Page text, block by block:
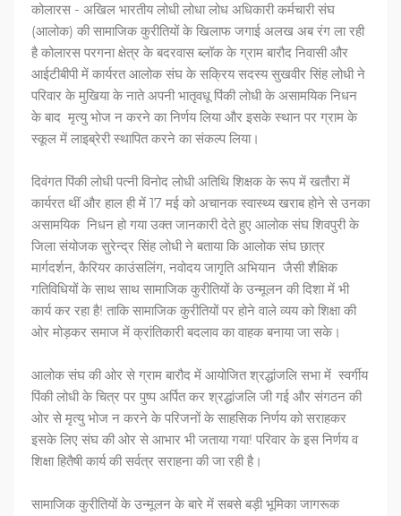
कोलारस - अखिल भारतीय लोधी लोधा लोध अधिकारी कर्मचारी संघ
(आलोक) की सामाजिक कुरीतियों के खिलाफ जगाई अलख अब रंग ला रही
है कोलारस परगना क्षेत्र के बदरवास ब्लॉक के ग्राम बारौद निवासी और
आईटीबीपी में कार्यरत आलोक संघ के सक्रिय सदस्य सुखवीर सिंह लोधी ने
परिवार के मुखिया के नाते अपनी भातृवधू पिंकी लोधी के असामयिक निधन
के बाद मृत्यु भोज न करने का निर्णय लिया और इसके स्थान पर ग्राम के
स्कूल में लाइब्रेरी स्थापित करने का संकल्प लिया।
दिवंगत पिंकी लोधी पत्नी विनोद लोधी अतिथि शिक्षक के रूप में खतौरा में
कार्यरत थीं और हाल ही में 17 मई को अचानक स्वास्थ्य खराब होने से उनका
असामयिक निधन हो गया उक्त जानकारी देते हुए आलोक संघ शिवपुरी के
जिला संयोजक सुरेन्द्र सिंह लोधी ने बताया कि आलोक संघ छात्र
मार्गदर्शन, कैरियर काउंसलिंग, नवोदय जागृति अभियान जैसी शैक्षिक
गतिविधियों के साथ साथ सामाजिक कुरीतियों के उन्मूलन की दिशा में भी
कार्य कर रहा है! ताकि सामाजिक कुरीतियों पर होने वाले व्यय को शिक्षा की
ओर मोड़कर समाज में क्रांतिकारी बदलाव का वाहक बनाया जा सके।
आलोक संघ की ओर से ग्राम बारौद में आयोजित श्रद्धांजलि सभा में स्वर्गीय
पिंकी लोधी के चित्र पर पुष्प अर्पित कर श्रद्धांजलि जी गई और संगठन की
ओर से मृत्यु भोज न करने के परिजनों के साहसिक निर्णय को सराहकर
इसके लिए संघ की ओर से आभार भी जताया गया! परिवार के इस निर्णय व
शिक्षा हितैषी कार्य की सर्वत्र सराहना की जा रही है।
सामाजिक कुरीतियों के उन्मूलन के बारे में सबसे बड़ी भूमिका जागरूक